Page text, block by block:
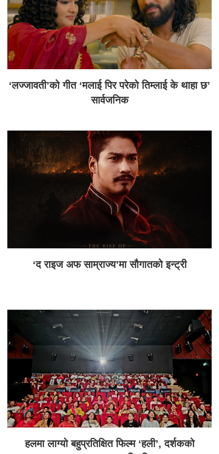
‘लज्जावती’को गीत ‘मलाई पिर परेको तिम्लाई के थाहा छ’
सार्वजनिक
‘द राइज अफ साम्राज्य’मा सौगातको इन्ट्री
हलमा लाग्यो बहुप्रतिक्षित फिल्म ‘हली’, दर्शकको